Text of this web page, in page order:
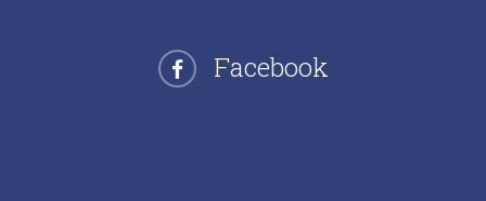
Facebook